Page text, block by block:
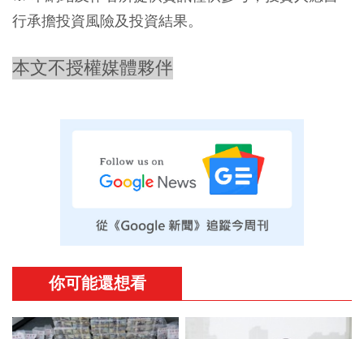
行承擔投資風險及投資結果。
本文不授權媒體夥伴